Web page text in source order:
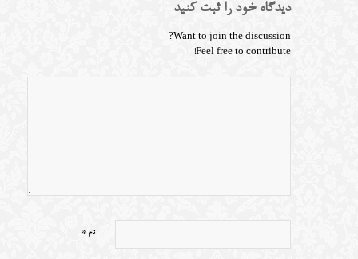
دیدگاه خود را ثبت کنید
Want to join the discussion?
Feel free to contribute!
نام *